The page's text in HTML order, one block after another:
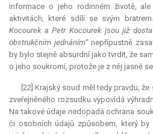
informace o jeho rodinném životě,
aktivitách, které sdílí se svým
Kocourek a Petr Kocourek jsou již
obstrukčním jednáním“ nepřípustně
by bylo stejně absurdní jako tvrdit, že
o jeho soukromí, protože je z něj jasně
[22] Krajský soud měl tedy pravdu,
zveřejněného rozsudku vypovídá
Na takové údaje nedopadá ochrana
či osobních údajů způsobem, který by